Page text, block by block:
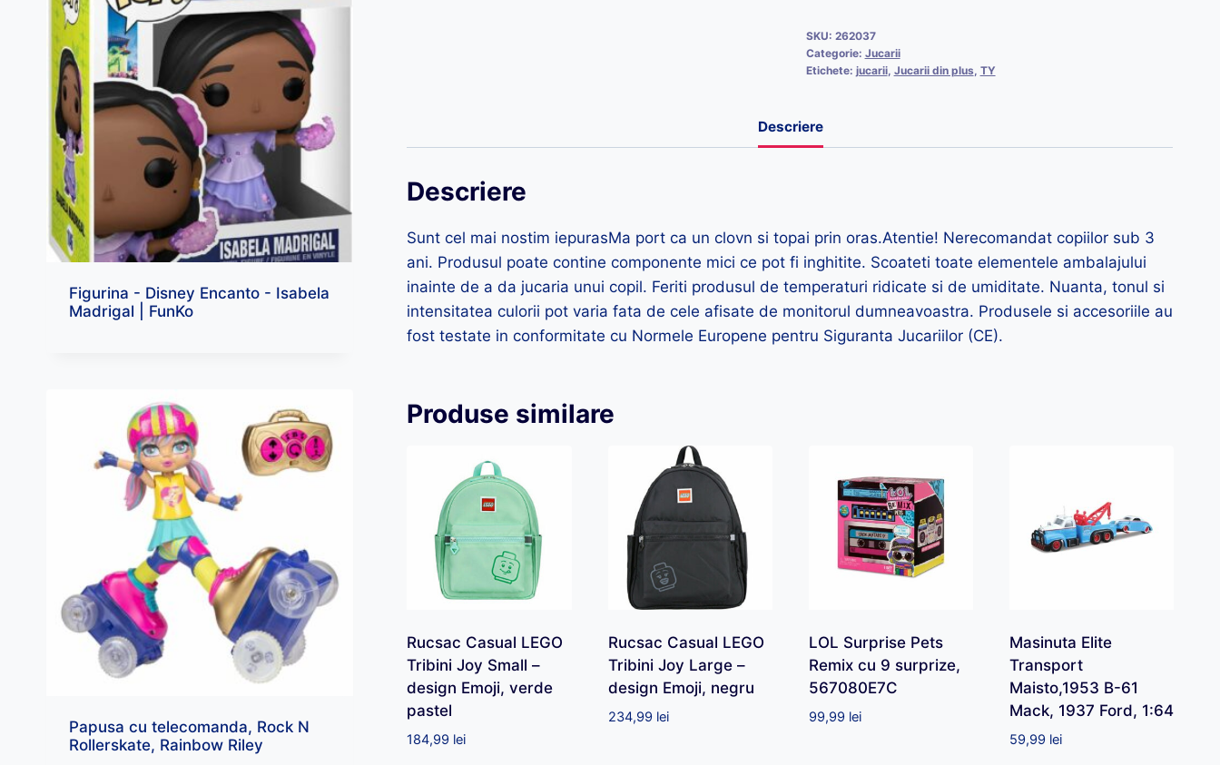
SKU: 262037
Categorie: Jucarii
Etichete: jucarii, Jucarii din plus TY
Descriere
Descriere
Sunt cel mai nostim iepurasMa port ca un clovn si topai prin oras.Atentie! Nerecomandat copiilor sub 3
ani. Produsul poate contine componente mici ce pot fi inghitite. Scoateti toate elementele ambalajului
inainte de a da jucaria unui copil. Feriti produsul de temperaturi ridicate si de umiditate. Nuanta, tonul si
intensitatea culorii pot varia fata de cele afisate de monitorul dumneavoastra. Produsele si accesoriile au
fost testate in conformitate cu Normele Europene pentru Siguranta Jucariilor (CE).
Produse similare
Rucsac Casual LEGO
Tribini Joy Small –
design Emoji, verde
pastel
184,99 lei
Rucsac Casual LEGO
Tribini Joy Large –
design Emoji, negru
234,99 lei
LOL Surprise Pets
Remix cu 9 surprize,
567080E7C
99,99 lei
Masinuta Elite
Transport
Maisto,1953 B-61
Mack, 1937 Ford, 1:64
59,99 lei
Figurina - Disney Encanto - Isabela
Madrigal | FunKo
Papusa cu telecomanda, Rock N
Rollerskate, Rainbow Riley